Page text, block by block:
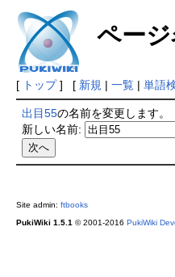
ペー
[ トップ] [ 新規 | 一覧| 単語
出目55の名前を変更します。
新しい名前:
Site admin: ftbooks
PukiWiki 1.5.1 © 2001-2016 PukiWiki